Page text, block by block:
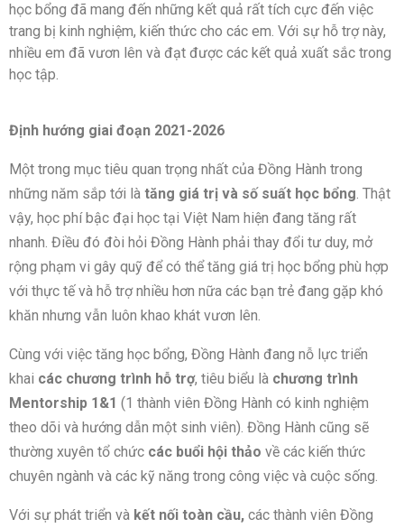
học bổng đã mang đến những kết quả rất tích cực đến việc
trang bị kinh nghiệm, kiến thức cho các em. Với sự hỗ trợ này,
nhiều em đã vươn lên và đạt được các kết quả xuất sắc trong
học tập.
Định hướng giai đoạn 2021-2026
Một trong mục tiêu quan trọng nhất của Đồng Hành trong
những năm sắp tới là tăng giá trị và số suất học bổng . Thật
vậy, học phí bậc đại học tại Việt Nam hiện đang tăng rất
nhanh. Điều đó đòi hỏi Đồng Hành phải thay đổi tư duy, mở
rộng phạm vi gây quỹ để có thể tăng giá trị học bổng phù hợp
với thực tế và hỗ trợ nhiều hơn nữa các bạn trẻ đang gặp khó
khăn nhưng vẫn luôn khao khát vươn lên.
Cùng với việc tăng học bổng, Đồng Hành đang nỗ lực triển
khai các chương trình hỗ trợ, tiêu biểu là chương trình
Mentorship 1&1 (1 thành viên Đồng Hành có kinh nghiệm
theo dõi và hướng dẫn một sinh viên). Đồng Hành cũng sẽ
thường xuyên tổ chức các buổi hội thảo về các kiến thức
chuyên ngành và các kỹ năng trong công việc và cuộc sống.
Với sự phát triển và kết nối toàn cầu, các thành viên Đồng